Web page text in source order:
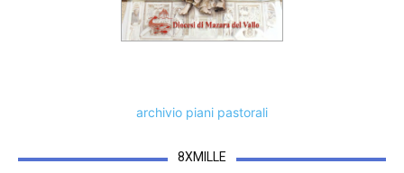
archivio piani pastorali
8XMILLE